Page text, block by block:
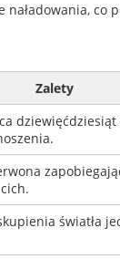
co
Zalety
światła